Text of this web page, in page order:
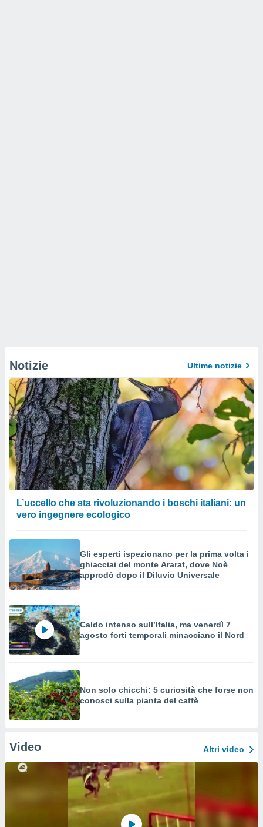
Notizie Ultime notizie
L’uccello che sta rivoluzionando i boschi italiani: un
vero ingegnere ecologico
Gli esperti ispezionano per la prima volta i
ghiacciai del monte Ararat, dove Noè
approdò dopo il Diluvio Universale
Caldo intenso sull’Italia, ma venerdì 7
agosto forti temporali minacciano il Nord
Non solo chicchi: 5 curiosità che forse non
conosci sulla pianta del caffè
Video Altri video